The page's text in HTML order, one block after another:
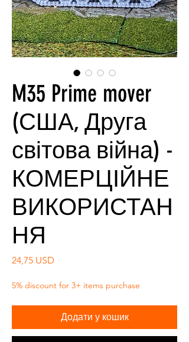
M35 Prime mover
(США, Друга
світова війна) -
КОМЕРЦІЙНЕ
ВИКОРИСТАН
НЯ
24,75 USD
5% discount for 3+ items purchase
Додати у кошик